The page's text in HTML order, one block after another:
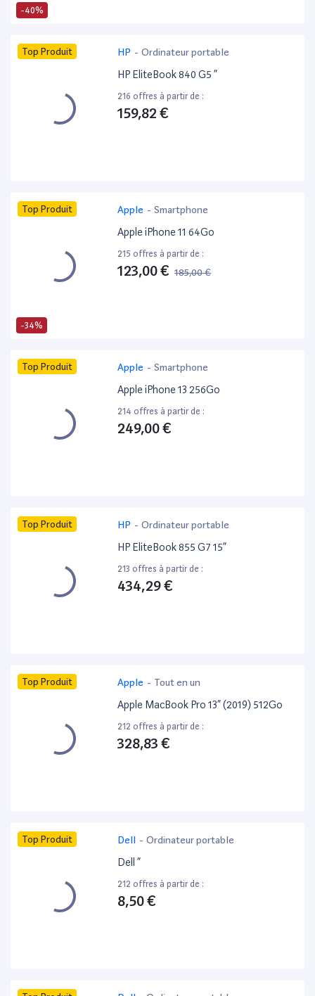
-40%
Top Produit HP - Ordinateur portable
HP EliteBook 840 G5 ”
216 offres à partir de :
159,82 €
-34%
Top Produit Apple - Smartphone
Apple iPhone 11 64Go
215 offres à partir de :
123,00 € 185,00 €
Top Produit Apple - Smartphone
Apple iPhone 13 256Go
214 offres à partir de :
249,00 €
Top Produit HP - Ordinateur portable
HP EliteBook 855 G7 15”
213 offres à partir de :
434,29 €
Top Produit Apple - Tout en un
Apple MacBook Pro 13” (2019) 512Go
212 offres à partir de :
328,83 €
Top Produit Dell - Ordinateur portable
Dell ”
212 offres à partir de :
8,50 €